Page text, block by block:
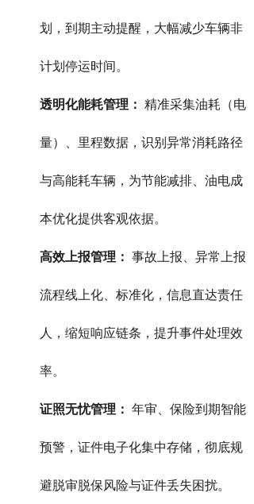
划，到期主动提醒，大幅减少车辆非
计划停运时间。
透明化能耗管理： 精准采集油耗（电
量）、里程数据，识别异常消耗路径
与高能耗车辆，为节能减排、油电成
本优化提供客观依据。
高效上报管理： 事故上报、异常上报
流程线上化、标准化，信息直达责任
人，缩短响应链条，提升事件处理效
率。
证照无忧管理： 年审、保险到期智能
预警，证件电子化集中存储，彻底规
避脱审脱保风险与证件丢失困扰。